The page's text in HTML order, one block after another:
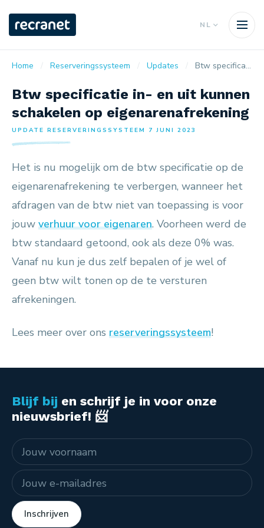
NL
Home Reserveringssysteem Updates Btw specificatie in- en uit kunnen schakelen op eigenarenafrekening
Btw specificatie in- en uit kunnen
schakelen op eigenarenafrekening
UPDATE RESERVERINGSSYSTEEM 7 JUNI 2023
Het is nu mogelijk om de btw specificatie op de
eigenarenafrekening te verbergen, wanneer het
afdragen van de btw niet van toepassing is voor
jouw verhuur voor eigenaren. Voorheen werd de
btw standaard getoond, ook als deze 0% was.
Vanaf nu kun je dus zelf bepalen of je wel of
geen btw wilt tonen op de te versturen
afrekeningen.
Lees meer over ons reserveringssysteem!
Blijf bij en schrijf je in voor onze
nieuwsbrief! 📨
Naam
E-mailadres
Inschrijven